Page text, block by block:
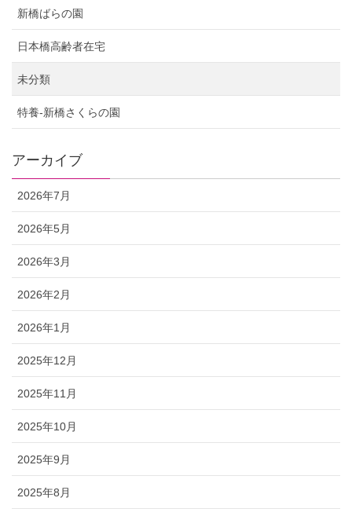
新橋ばらの園
日本橋高齢者在宅
未分類
特養-新橋さくらの園
アーカイブ
2026年7月
2026年5月
2026年3月
2026年2月
2026年1月
2025年12月
2025年11月
2025年10月
2025年9月
2025年8月